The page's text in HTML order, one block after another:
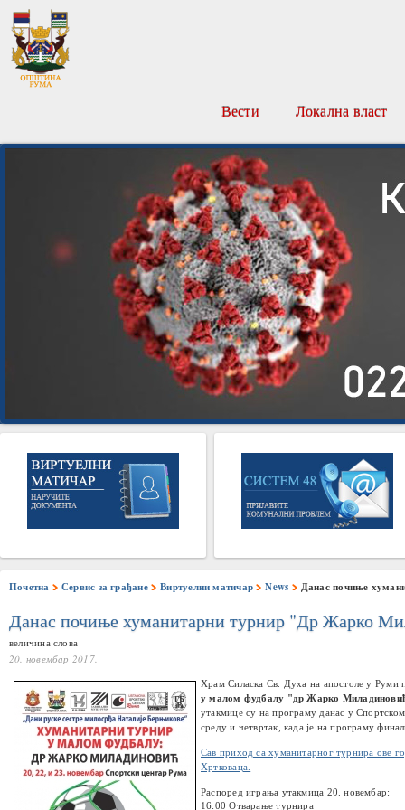
Вести Локална власт
Почетна Сервис за грађане Виртуелни матичар News Данас почиње
Данас почиње хуманитарни турнир "Др Жарко
величина слова
20. новембар 2017.
Храм Силаска Св. Духа на апостоле у Руми
у малом фудбалу "др Жарко
утакмице су на програму данас у
среду и четвртак, када је на програму
Сав приход са хуманитарног турнира ове
Хртковаца.
Распоред играња утакмица 20. новембар:
16:00 Отварање турнира